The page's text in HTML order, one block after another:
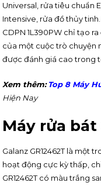
Universal, rửa tiêu chuẩn
Intensive, rửa đồ thủy
CDPN 1L390PW chỉ tạo
của một cuộc trò chuyện
được đánh giá cao trong
Xem thêm: Top 8 Máy
Hiện Nay
Máy rửa bát
Galanz GR12462T là một
hoạt động cực kỳ thấp,
GR12462T có màu trắng